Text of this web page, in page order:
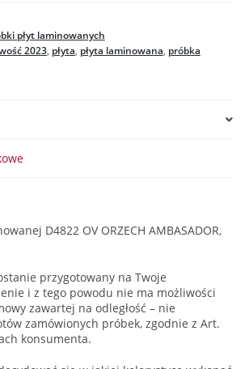
płyt laminowanych
2023, płyta, płyta laminowana, próbka
D4822 OV ORZECH AMBASADOR,
przygotowany na Twoje
i z tego powodu nie ma możliwości
zawartej na odległość – nie
zamówionych próbek, zgodnie z Art.
konsumenta.